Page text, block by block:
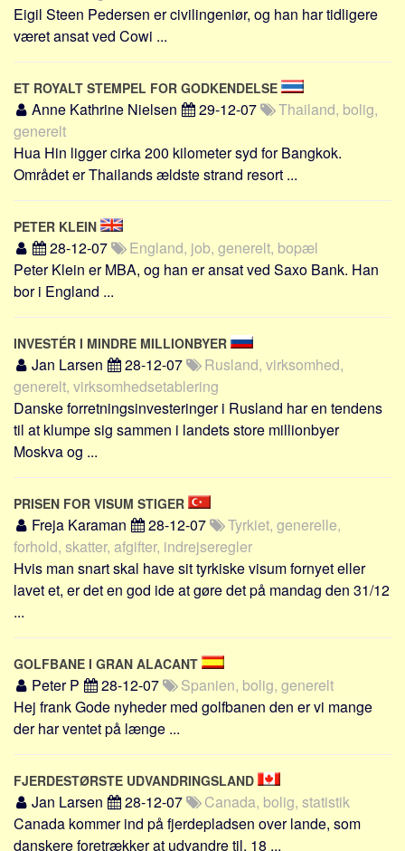
Eigil Steen Pedersen er civilingeniør, og han har tidligere
været ansat ved Cowi ...
ET ROYALT STEMPEL FOR GODKENDELSE
Anne Kathrine Nielsen 29-12-07
Thailand, bolig,
generelt
Hua Hin ligger cirka 200 kilometer syd for Bangkok.
Området er Thailands ældste strand resort ...
PETER KLEIN
28-12-07
England, job, generelt, bopæl
Peter Klein er MBA, og han er ansat ved Saxo Bank. Han
bor i England ...
INVESTÉR I MINDRE MILLIONBYER
Jan Larsen 28-12-07
Rusland, virksomhed,
generelt, virksomhedsetablering
Danske forretningsinvesteringer i Rusland har en tendens
til at klumpe sig sammen i landets store millionbyer
Moskva og ...
PRISEN FOR VISUM STIGER
Freja Karaman 28-12-07
Tyrkiet, generelle,
forhold, skatter, afgifter, indrejseregler
Hvis man snart skal have sit tyrkiske visum fornyet eller
lavet et, er det en god ide at gøre det på mandag den 31/12
...
GOLFBANE I GRAN ALACANT
Peter P 28-12-07
Spanien, bolig, generelt
Hej frank Gode nyheder med golfbanen den er vi mange
der har ventet på længe ...
FJERDESTØRSTE UDVANDRINGSLAND
Jan Larsen 28-12-07
Canada, bolig, statistik
Canada kommer ind på fjerdepladsen over lande, som
danskere foretrækker at udvandre til. 18 ...